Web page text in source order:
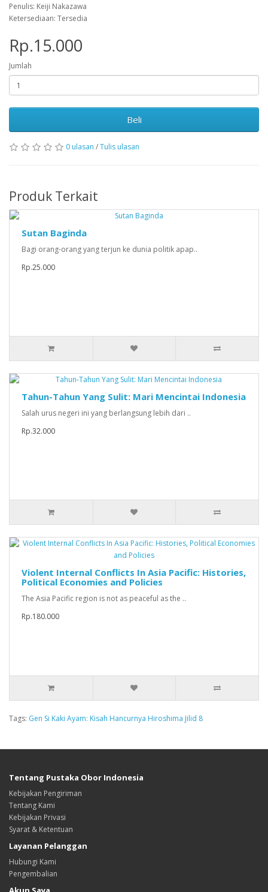
Penulis: Keiji Nakazawa
Ketersediaan: Tersedia
Rp.15.000
Jumlah
Beli
0 ulasan /Tulis ulasan
Produk Terkait
Sutan Baginda
Bagi orang-orang yang terjun ke dunia politik apap..
Rp.25.000
Tahun-Tahun Yang Sulit: Mari Mencintai Indonesia
Salah urus negeri ini yang berlangsung lebih dari ..
Rp.32.000
Violent Internal Conflicts In Asia Pacific: Histories,
Political Economies and Policies
The Asia Pacific region is not as peaceful as the ..
Rp.180.000
Tags: Gen Si Kaki Ayam: Kisah Hancurnya Hiroshima Jilid 8
Tentang Pustaka Obor Indonesia
Kebijakan Pengiriman
Tentang Kami
Kebijakan Privasi
Syarat & Ketentuan
Layanan Pelanggan
Hubungi Kami
Pengembalian